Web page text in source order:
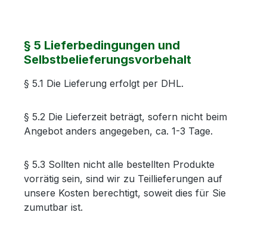
§ 5 Lieferbedingungen und
Selbstbelieferungsvorbehalt
§ 5.1 Die Lieferung erfolgt per DHL.
§ 5.2 Die Lieferzeit beträgt, sofern nicht beim
Angebot anders angegeben, ca. 1-3 Tage.
§ 5.3 Sollten nicht alle bestellten Produkte
vorrätig sein, sind wir zu Teillieferungen auf
unsere Kosten berechtigt, soweit dies für Sie
zumutbar ist.